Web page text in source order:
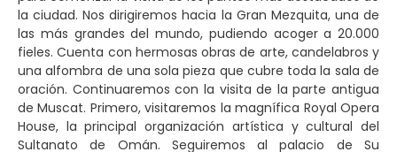
la ciudad. Nos dirigiremos hacia la Gran Mezquita, una de
las más grandes del mundo, pudiendo acoger a 20.000
fieles. Cuenta con hermosas obras de arte, candelabros y
una alfombra de una sola pieza que cubre toda la sala de
oración. Continuaremos con la visita de la parte antigua
de Muscat. Primero, visitaremos la magnífica Royal Opera
House, la principal organización artística y cultural del
Sultanato de Omán. Seguiremos al palacio de Su